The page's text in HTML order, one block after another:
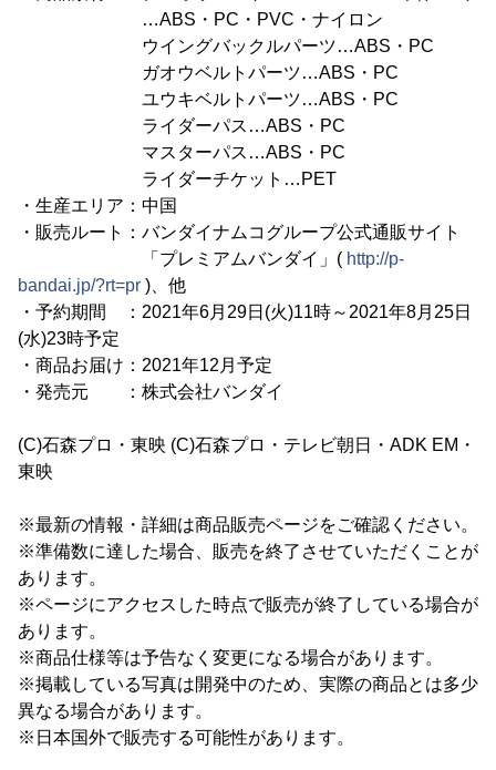
…ABS・PC・PVC・ナイロン
ウイングバックルパーツ…ABS・PC
ガオウベルトパーツ…ABS・PC
ユウキベルトパーツ…ABS・PC
ライダーパス…ABS・PC
マスターパス…ABS・PC
ライダーチケット…PET
・生産エリア：中国
・販売ルート：バンダイナムコグループ公式通販サイト
「プレミアムバンダイ」( http://p-
bandai.jp/?rt=pr )、他
・予約期間 ：2021年6月29日(火)11時～2021年8月25日
(水)23時予定
・商品お届け：2021年12月予定
・発売元 ：株式会社バンダイ
(C)石森プロ・東映 (C)石森プロ・テレビ朝日・ADK EM・
東映
※最新の情報・詳細は商品販売ページをご確認ください。
※準備数に達した場合、販売を終了させていただくことが
あります。
※ページにアクセスした時点で販売が終了している場合が
あります。
※商品仕様等は予告なく変更になる場合があります。
※掲載している写真は開発中のため、実際の商品とは多少
異なる場合があります。
※日本国外で販売する可能性があります。